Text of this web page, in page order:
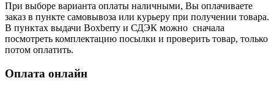
При выборе варианта оплаты наличными, Вы оплачиваете
заказ в пункте самовывоза или курьеру при получении товара.
В пунктах выдачи Boxberry и СДЭК можно сначала
посмотреть комплектацию посылки и проверить товар, только
потом оплатить.
Оплата онлайн